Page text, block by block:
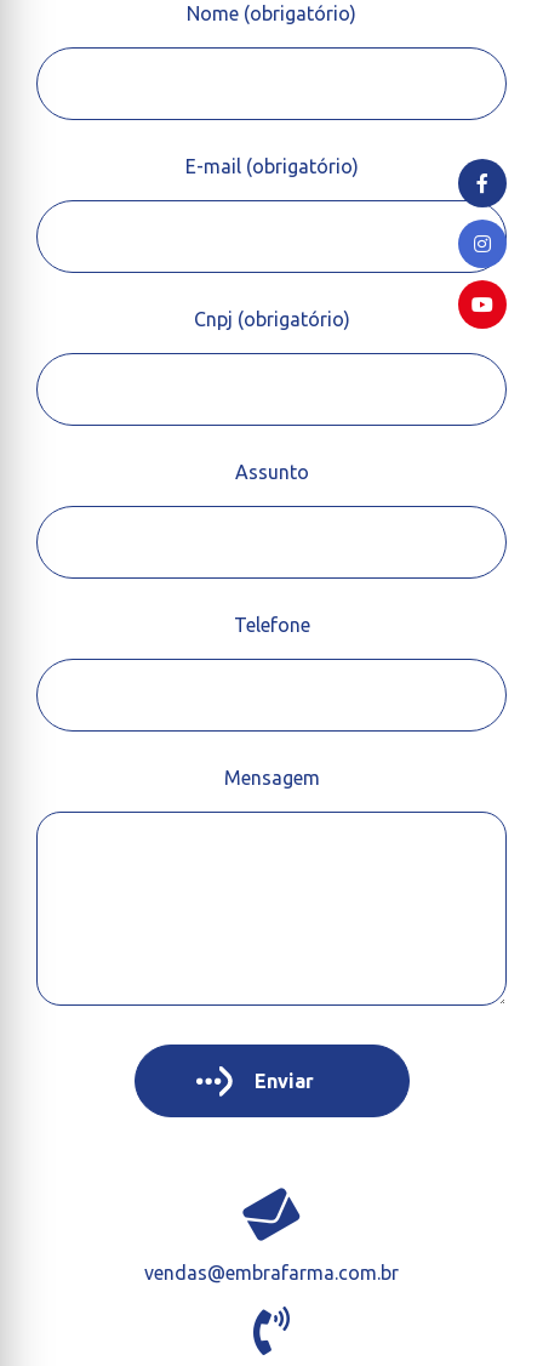
Nome (obrigatório)
E-mail (obrigatório)
Cnpj (obrigatório)
Assunto
Telefone
Mensagem
vendas@embrafarma.com.br